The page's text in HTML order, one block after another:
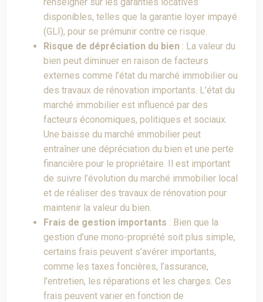
disponibles, telles que la garantie loyer impayé
(GLI), pour se prémunir contre ce risque.
Risque de dépréciation du bien : La valeur du
bien peut diminuer en raison de facteurs
externes comme l’état du marché immobilier ou
des travaux de rénovation importants. L’état du
marché immobilier est influencé par des
facteurs économiques, politiques et sociaux.
Une baisse du marché immobilier peut
entraîner une dépréciation du bien et une perte
financière pour le propriétaire. Il est important
de suivre l’évolution du marché immobilier local
et de réaliser des travaux de rénovation pour
maintenir la valeur du bien.
Frais de gestion importants : Bien que la
gestion d’une mono-propriété soit plus simple,
certains frais peuvent s’avérer importants,
comme les taxes foncières, l’assurance,
l’entretien, les réparations et les charges. Ces
frais peuvent varier en fonction de